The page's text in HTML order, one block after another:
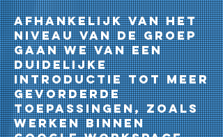
Afhankelijk van het
niveau van de groep
gaan we van een
duidelijke
introductie tot meer
gevorderde
toepassingen, zoals
werken binnen